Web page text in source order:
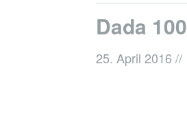
Dada 100
25. April 2016 //